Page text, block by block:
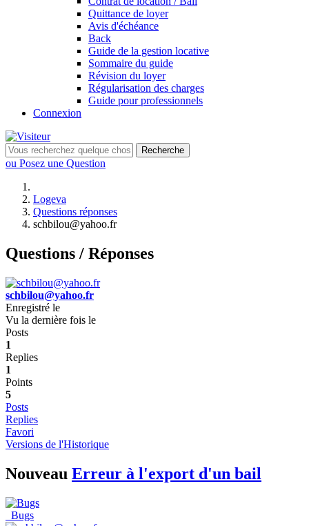
Quittance de loyer
Avis d'échéance
Back
Guide de la gestion locative
Sommaire du guide
Révision du loyer
Régularisation des charges
Guide pour professionnels
Connexion
Recherche
ou Posez une Question
Logeva
Questions réponses
schbilou@yahoo.fr
Questions / Réponses
schbilou@yahoo.fr
Enregistré le
Vu la dernière fois le
Posts
1
Replies
1
Points
5
Posts
Replies
Favori
Versions de l'Historique
Nouveau Erreur à l'export d'un bail
Bugs